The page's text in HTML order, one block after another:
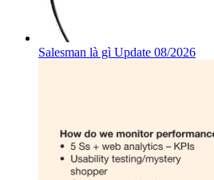
Salesman là gì Update 08/2026